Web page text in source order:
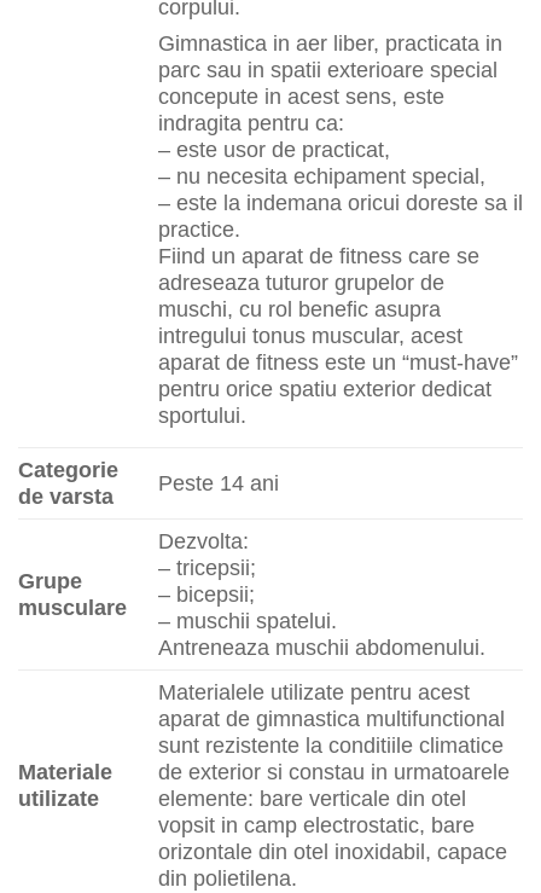
corpului.
Gimnastica in aer liber, practicata in
parc sau in spatii exterioare special
concepute in acest sens, este
indragita pentru ca:
– este usor de practicat,
– nu necesita echipament special,
– este la indemana oricui doreste sa il
practice.
Fiind un aparat de fitness care se
adreseaza tuturor grupelor de
muschi, cu rol benefic asupra
intregului tonus muscular, acest
aparat de fitness este un “must-have”
pentru orice spatiu exterior dedicat
sportului.
Categorie
de varsta
Peste 14 ani
Grupe
musculare
Dezvolta:
– tricepsii;
– bicepsii;
– muschii spatelui.
Antreneaza muschii abdomenului.
Materiale
utilizate
Materialele utilizate pentru acest
aparat de gimnastica multifunctional
sunt rezistente la conditiile climatice
de exterior si constau in urmatoarele
elemente: bare verticale din otel
vopsit in camp electrostatic, bare
orizontale din otel inoxidabil, capace
din polietilena.